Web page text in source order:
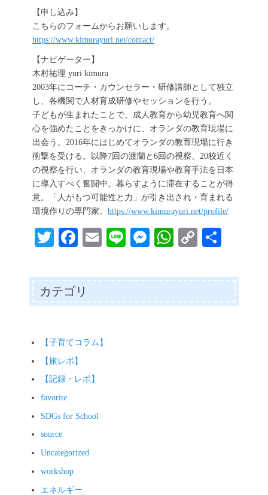
【申し込み】
こちらのフォームからお願いします。
https://www.kimurayuri.net/contact/
【ナビゲーター】
木村祐理 yuri kimura
2003年にコーチ・カウンセラー・研修講師として独立
し、各機関で人材育成研修やセッションを行う。
子どもが生まれたことで、成人教育から幼児教育へ関
心を強めたことをきっかけに、オランダの教育現場に
出会う。2016年にはじめてオランダの教育現場に行き
衝撃を受ける。以降7回の渡蘭と6回の視察、20校近く
の視察を行い、オランダの教育現場や教育手法を日本
に導入すべく奮闘中。暮らすように滞在することが得
意。「人がもつ可能性と力」が引き出され・育まれる
環境作りの専門家。 https://www.kimurayuri.net/profile/
T
tte
r
Fa
bo
ok
E
ail
Li
M
se
W
ts
C
y
カテゴリ
【子育てコラム】
【旅レポ】
【記録・レポ】
favorite
SDGs for School
source
Uncategorized
workshop
エネルギー